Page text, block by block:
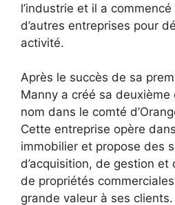
l’industrie et il a
d’autres entreprises pour
activité.
Après le succès de sa
Manny a créé sa deuxième
nom dans le comté
Cette entreprise opère
immobilier et propose des
d’acquisition, de gestion
de propriétés
grande valeur à ses clients.